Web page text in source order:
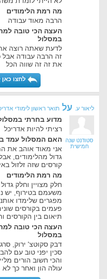
מה רמת הלימודים
הרבה מאוד עבודה
העצה הכי טובה
במסלול
לדעת שאתה רוצה
זה הרבה עבודה אבל
את זה זה שווה הכל
לחצו
ליאור ע. על תואר ראשון לימודי
סטודנט שנה
חמישית
מדוע בחרתי
רציתי להיות אדריכל
האם המסלול עמד
אני מאוד אוהב את
גדול מהלימודים,
קורסים שזה זלזול
מה רמת הלימודים
חלק מצויין וחלק
משעמם בטירוף, יש
מפגרים שלימדו
פעמים בקורסים
תיאום בין הקורסים
העצה הכי טובה
במסלול
דבק סקוטצ' ירוק,
סכין יפני טוב עם
והכי חשוב הורים
עולה הון ואחר כך לא